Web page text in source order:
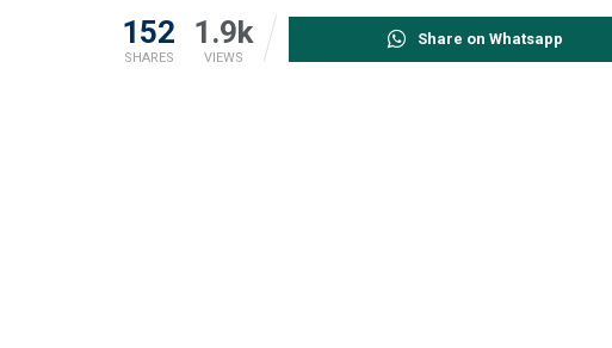
152
SHARES
1.9k
VIEWS
Share on Whatsapp